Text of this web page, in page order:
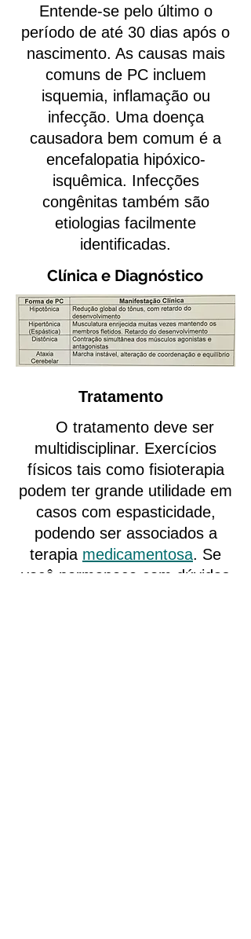
Entende-se pelo último o
período de até 30 dias após o
nascimento. As causas mais
comuns de PC incluem
isquemia, inflamação ou
infecção. Uma doença
causadora bem comum é a
encefalopatia hipóxico-
isquêmica. Infecções
congênitas também são
etiologias facilmente
identificadas.
Clínica e Diagnóstico
Tratamento
O tratamento deve ser
multidisciplinar. Exercícios
físicos tais como fisioterapia
podem ter grande utilidade em
casos com espasticidade,
podendo ser associados a
terapia medicamentosa. Se
você permanece com dúvidas